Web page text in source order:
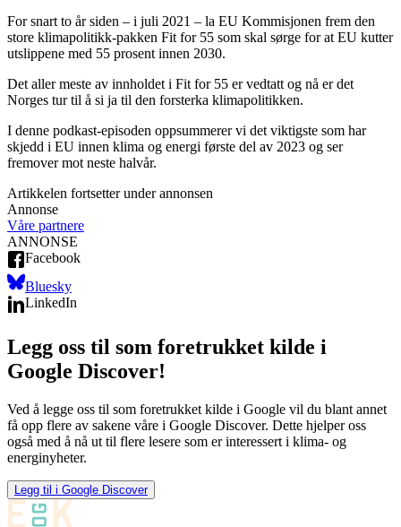
For snart to år siden – i juli 2021 – la EU Kommisjonen frem den
store klimapolitikk-pakken Fit for 55 som skal sørge for at EU kutter
utslippene med 55 prosent innen 2030.
Det aller meste av innholdet i Fit for 55 er vedtatt og nå er det
Norges tur til å si ja til den forsterka klimapolitikken.
I denne podkast-episoden oppsummerer vi det viktigste som har
skjedd i EU innen klima og energi første del av 2023 og ser
fremover mot neste halvår.
Artikkelen fortsetter under annonsen
Annonse
Våre partnere
ANNONSE
Facebook
Bluesky
LinkedIn
Legg oss til som foretrukket kilde i
Google Discover!
Ved å legge oss til som foretrukket kilde i Google vil du blant annet
få opp flere av sakene våre i Google Discover. Dette hjelper oss
også med å nå ut til flere lesere som er interessert i klima- og
energinyheter.
Legg til i Google Discover